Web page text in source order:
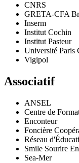
CNRS
GRETA-CFA
Inserm
Institut Cochin
Institut Pasteur
Université Paris
Vigipol
Associatif
ANSEL
Centre de
Enconteur
Foncière
Réseau
Smile Sourire
Sea-Mer